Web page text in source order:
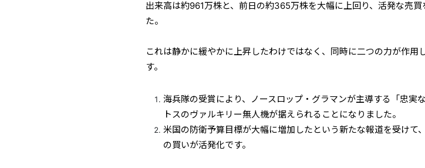
出来高は約961万株と、前日の約365万株を大幅に上回り、活発な売
た。
これは静かに緩やかに上昇したわけではなく、同時に二つの力が作用
す。
海兵隊の受賞により、ノースロップ・グラマンが主導する「忠実
トスのヴァルキリー無人機が据えられることになりました。
米国の防衛予算目標が大幅に増加したという新たな報道を受けて
の買いが活発化です。